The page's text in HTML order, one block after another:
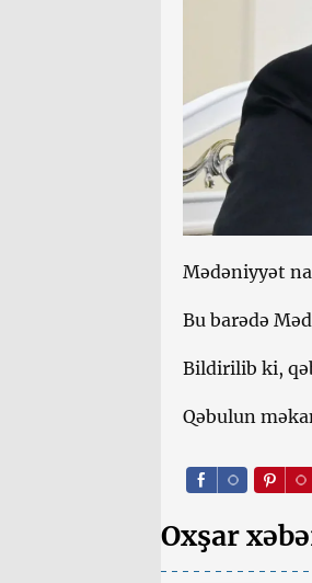
Mədəniyyət
Bu barədə
Bildirilib ki,
Qəbulun
Oxşar